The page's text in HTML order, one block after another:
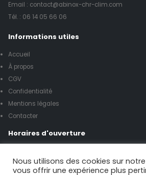
Email : contact@abinox-chr-clim.com
Tél. : 06 14 05 66 06
Informations utiles
Accueil
À propos
CGV
Confidentialité
Mentions légales
Contacter
Horaires d'ouverture
Nous utilisons des cookies sur
vous offrir une expérience plus